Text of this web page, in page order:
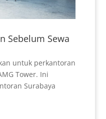
Sebelum Sewa
untuk perkantoran
Tower. Ini
Surabaya